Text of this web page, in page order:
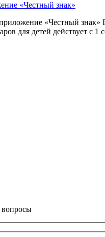
«Честный знак»
приложение «Честный
для детей действует